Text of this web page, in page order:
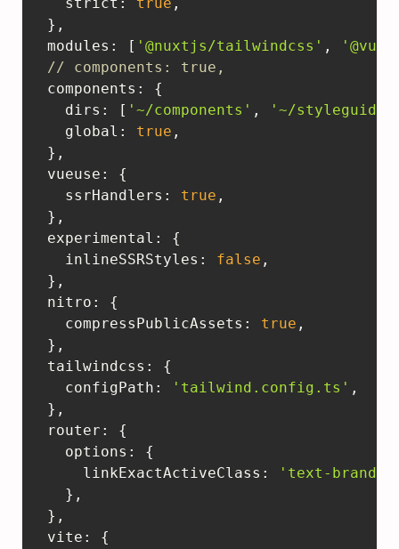
  },
modules : [ '@nuxtjs/tailwindcss' ,
// components: true,
components : {
dirs : [ '~/components' , '~/styleguide'
global : true ,
  },
vueuse : {
ssrHandlers : true ,
  },
experimental : {
inlineSSRStyles : false ,
  },
nitro : {
compressPublicAssets : true ,
  },
tailwindcss : {
configPath : 'tailwind.config.ts' ,
  },
router : {
options : {
linkExactActiveClass :
'text-brand-
    },
  },
vite : {